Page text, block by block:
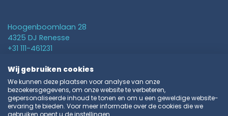
Hoogenboomlaan 28
4325 DJ Renesse
+31 111-461231
Ferienwohnung
Camping
Wij gebruiken cookies
We kunnen deze plaatsen voor analyse van onze
bezoekersgegevens, om onze website te verbeteren,
gepersonaliseerde inhoud te tonen en om u een geweldige website-
ervaring te bieden. Voor meer informatie over de cookies die we
gebruiken opent u de instellingen.